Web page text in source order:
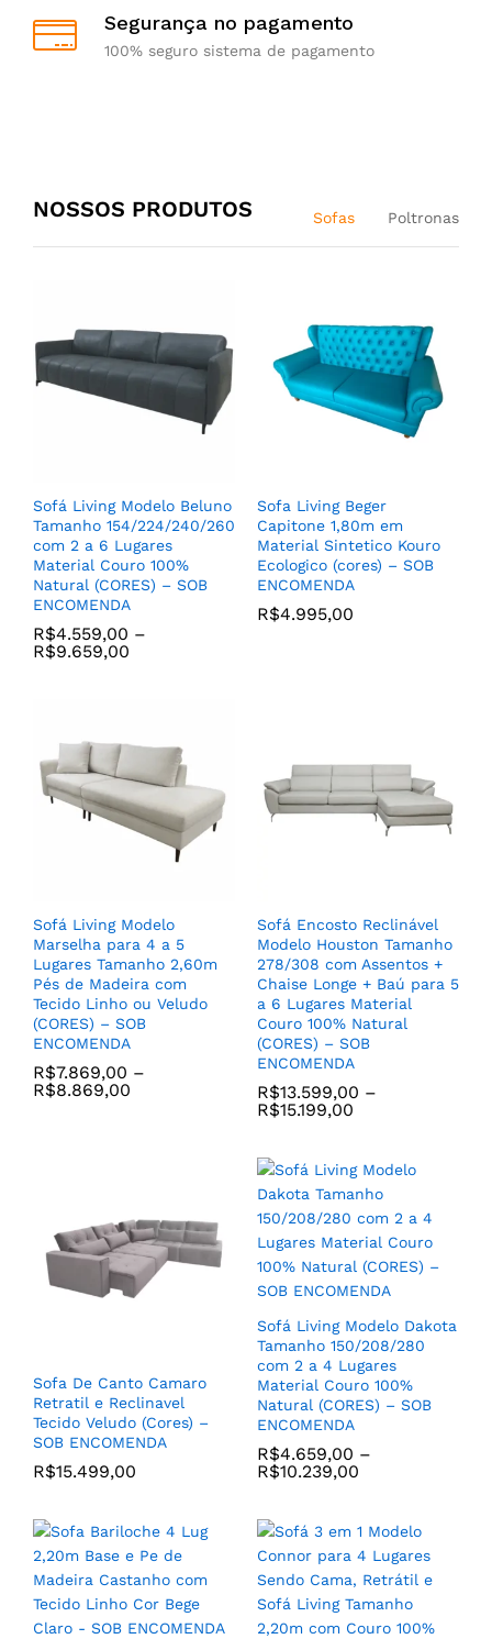
Segurança no pagamento
100% seguro sistema de pagamento
NOSSOS PRODUTOS Sofas Poltronas
Sofá Living Modelo Beluno
Tamanho 154/224/240/260
com 2 a 6 Lugares
Material Couro 100%
Natural (CORES) – SOB
ENCOMENDA
R$4.559,00 –
R$9.659,00
Sofa Living Beger
Capitone 1,80m em
Material Sintetico Kouro
Ecologico (cores) – SOB
ENCOMENDA
R$4.995,00
Sofá Living Modelo
Marselha para 4 a 5
Lugares Tamanho 2,60m
Pés de Madeira com
Tecido Linho ou Veludo
(CORES) – SOB
ENCOMENDA
R$7.869,00 –
R$8.869,00
Sofá Encosto Reclinável
Modelo Houston Tamanho
278/308 com Assentos +
Chaise Longe + Baú para 5
a 6 Lugares Material
Couro 100% Natural
(CORES) – SOB
ENCOMENDA
R$13.599,00 –
R$15.199,00
Sofa De Canto Camaro
Retratil e Reclinavel
Tecido Veludo (Cores) –
SOB ENCOMENDA
R$15.499,00
Sofá Living Modelo Dakota
Tamanho 150/208/280
com 2 a 4 Lugares
Material Couro 100%
Natural (CORES) – SOB
ENCOMENDA
R$4.659,00 –
R$10.239,00
Castanho Maciça
Reforçada Tecido Linhão
cor Bege – SOB
ENCOMENDA
R$4.599,00
Carbono cor Preto Couro
100% Natural (CORES) –
SOB ENCOMENDA
R$5.399,00 –
R$5.799,00
Poltrona Costella Balanço
Tecido Veludo e Base Aço
Carbono cor Preto – SOB
ENCOMENDA
Poltrona Com Puff Estilo
100% Natural (CORES) –
SOB ENCOMENDA
R$5.649,00 –
R$5.889,00
Base Aço Carbono cor
Dourado – SOB
ENCOMENDA
R$2.049,00
Poltrona Modelo California
Estilo Redondo com
Almofada Tecido Veludo
Boucle – PRONTA
ENTREGA
R$2.195,00
Poltrona Encosoto Alto
Clara com Tecido Linho
ENCOMENDA
R$ 2.089,00
Jogo de (2) Poltronas
Encosto Medio Modelo Loa
Base Torneada de Madeira
Tauari cor Madeira